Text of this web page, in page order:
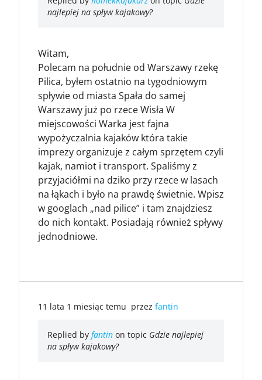
najlepiej na spływ kajakowy?
Witam,
Polecam na południe od Warszawy rzekę
Pilica, byłem ostatnio na tygodniowym
spływie od miasta Spała do samej
Warszawy już po rzece Wisła W
miejscowości Warka jest fajna
wypożyczalnia kajaków która takie
imprezy organizuje z całym sprzętem czyli
kajak, namiot i transport. Spaliśmy z
przyjaciółmi na dziko przy rzece w lasach
na łąkach i było na prawdę świetnie. Wpisz
w googlach „nad pilice” i tam znajdziesz
do nich kontakt. Posiadają również spływy
jednodniowe.
11 lata 1 miesiąc temu przez fantin
Replied by fantin on topic Gdzie najlepiej
na spływ kajakowy?